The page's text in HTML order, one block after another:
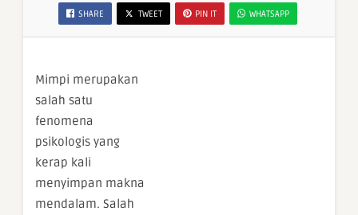
SHARE TWEET PIN IT WHATSAPP
Mimpi merupakan
salah satu
fenomena
psikologis yang
kerap kali
menyimpan makna
mendalam. Salah